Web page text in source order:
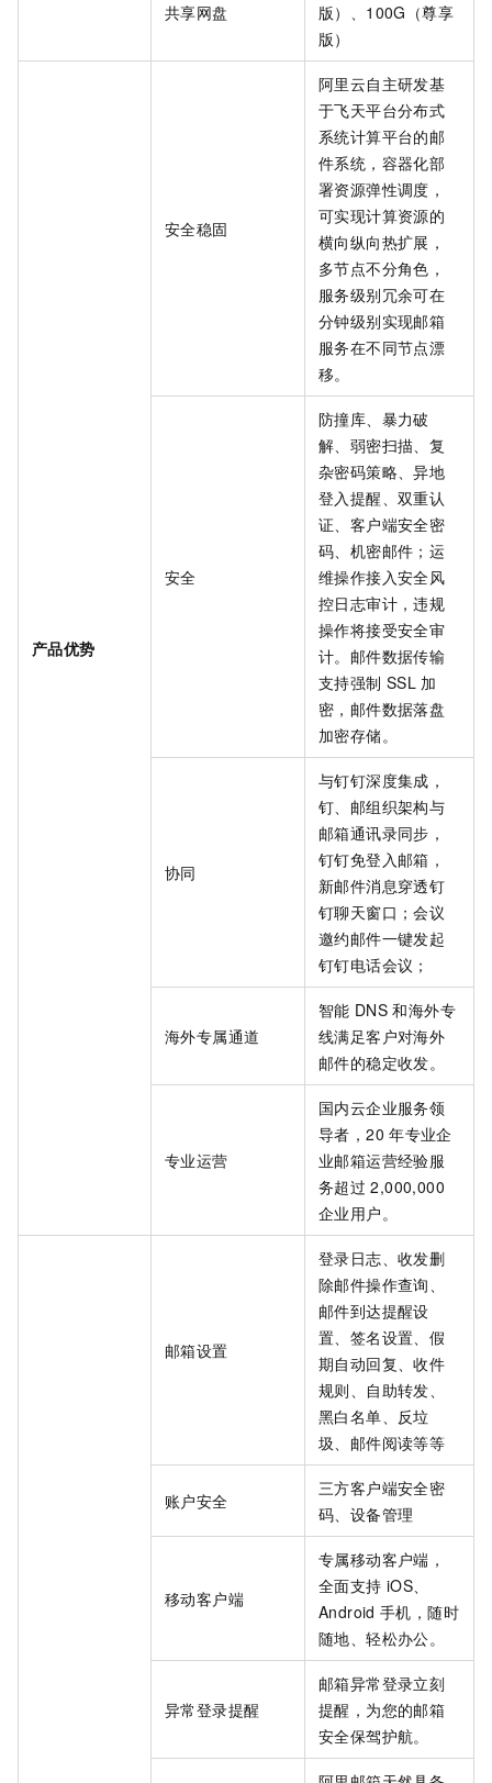
共享网盘
版）、100G（尊享
版）
产品优势
安全稳固
阿里云自主研发基
于飞天平台分布式
系统计算平台的邮
件系统，容器化部
署资源弹性调度，
可实现计算资源的
横向纵向热扩展，
多节点不分角色，
服务级别冗余可在
分钟级别实现邮箱
服务在不同节点漂
移。
安全
防撞库、暴力破
解、弱密扫描、复
杂密码策略、异地
登入提醒、双重认
证、客户端安全密
码、机密邮件；运
维操作接入安全风
控日志审计，违规
操作将接受安全审
计。邮件数据传输
支持强制 SSL 加
密，邮件数据落盘
加密存储。
协同
与钉钉深度集成，
钉、邮组织架构与
邮箱通讯录同步，
钉钉免登入邮箱，
新邮件消息穿透钉
钉聊天窗口；会议
邀约邮件一键发起
钉钉电话会议；
海外专属通道
智能 DNS 和海外专
线满足客户对海外
邮件的稳定收发。
专业运营
国内云企业服务领
导者，20 年专业企
业邮箱运营经验服
务超过 2,000,000
企业用户。
邮箱设置
登录日志、收发删
除邮件操作查询、
邮件到达提醒设
置、签名设置、假
期自动回复、收件
规则、自助转发、
黑白名单、反垃
圾、邮件阅读等等
账户安全
三方客户端安全密
码、设备管理
移动客户端
专属移动客户端，
全面支持 iOS、
Android 手机，随时
随地、轻松办公。
异常登录提醒
邮箱异常登录立刻
提醒，为您的邮箱
安全保驾护航。